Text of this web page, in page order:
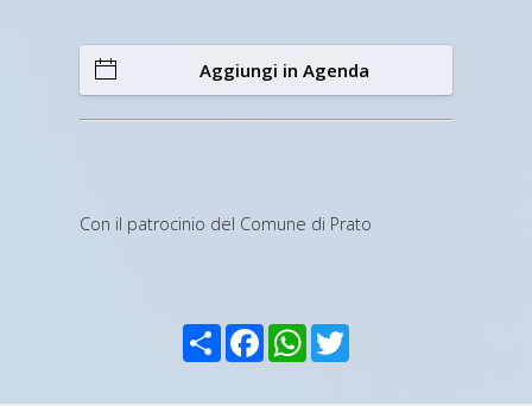
Aggiungi in Agenda
Con il patrocinio del Comune di Prato
CondividiFacebookWhatsApp
Twitter